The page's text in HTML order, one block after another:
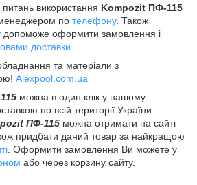
використання Kompozit ПФ-115
по телефону. Також
допоможе оформити замовлення і
доставки
та матеріали з
Alexpool.com.ua
можна в один клік у нашому
по всій території України.
ПФ-115 можна отримати на сайті
придбати даний товар за найкращою
. Оформити замовлення Ви можете у
або через корзину сайту.